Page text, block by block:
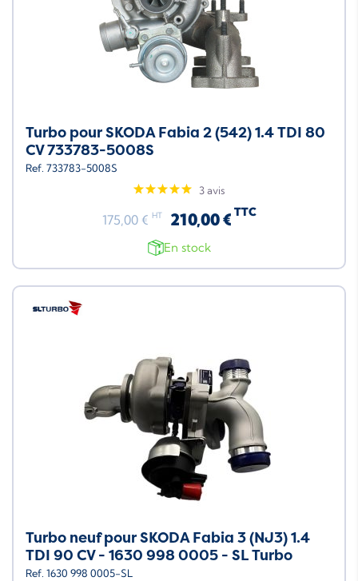
Turbo pour SKODA Fabia 2 (542) 1.4 TDI 80
CV 733783-5008S
Ref. 733783-5008S
3 avis
175,00 € HT 210,00 € TTC
En stock
Turbo neuf pour SKODA Fabia 3 (NJ3) 1.4
TDI 90 CV - 1630 998 0005 - SL Turbo
Ref. 1630 998 0005-SL